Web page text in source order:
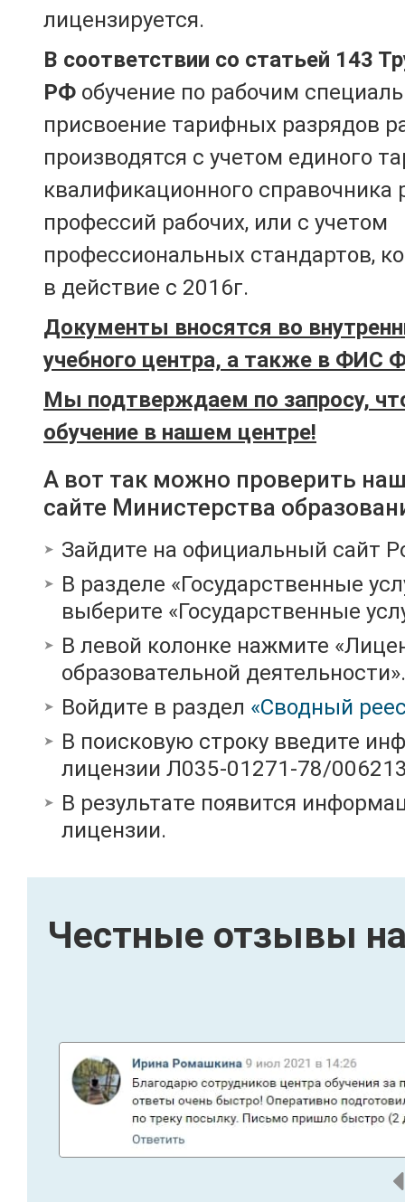
лицензируется.
В соответствии со статьей 143
РФ обучение по рабочим
присвоение тарифных разрядов
производятся с учетом единого
квалификационного справочника
профессий рабочих, или с учетом
профессиональных стандартов,
в действие с 2016г.
Документы вносятся во
учебного центра, а также в ФИС
Мы подтверждаем по запросу,
обучение в нашем центре!
А вот так можно проверить
сайте Министерства
Зайдите на официальный сайт
В разделе «Государственные
выберите «Государственные
В левой колонке нажмите
образовательной деятельности».
Войдите в раздел «Сводный
В поисковую строку введите
лицензии Л035-01271-78/
В результате появится
лицензии.
Честные отзывы